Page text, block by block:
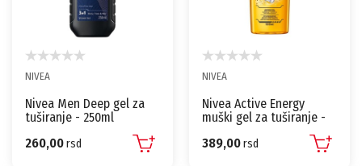
NIVEA
Nivea Men Deep gel za
tuširanje - 250ml
260,00rsd
NIVEA
Nivea Active Energy
muški gel za tuširanje -
389,00rsd